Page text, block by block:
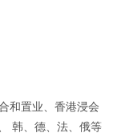
和置业、香港浸会
韩、德、法、俄等